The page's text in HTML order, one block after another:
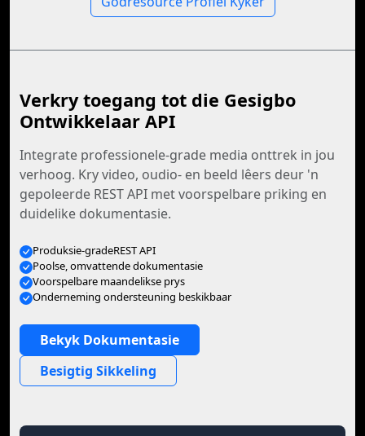
Verkry toegang tot die Gesigbo
Ontwikkelaar API
Integrate professionele-grade media onttrek in jou
verhoog. Kry video, oudio- en beeld lêers deur 'n
gepoleerde REST API met voorspelbare priking en
duidelike dokumentasie.
Produksie-gradeREST API
Poolse, omvattende dokumentasie
Voorspelbare maandelikse prys
Onderneming ondersteuning beskikbaar
Bekyk Dokumentasie
Besigtig Sikkeling